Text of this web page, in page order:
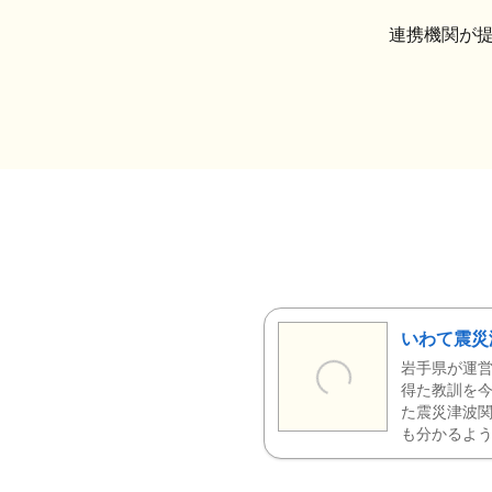
連携機関が
いわて震
岩手県が運
得た教訓を
た震災津波
も分かるよ